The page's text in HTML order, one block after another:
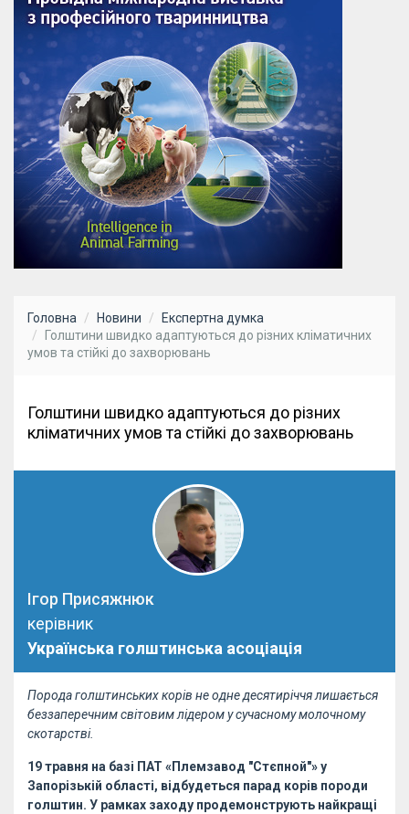
Головна Новини
Експертна думка
Голштини швидко адаптуються до різних кліматичних
умов та стійкі до захворювань
Голштини швидко адаптуються до різних
кліматичних умов та стійкі до захворювань
Ігор Присяжнюк
керівник
Українська голштинська асоціація
Порода голштинських корів не одне десятиріччя лишається
беззаперечним світовим лідером у сучасному молочному
скотарстві.
19 травня на базі ПАТ «Племзавод "Стєпной"»у
Запорізькій області, відбудеться парад корів породи
голштин. У рамках заходу продемонструють найкращі